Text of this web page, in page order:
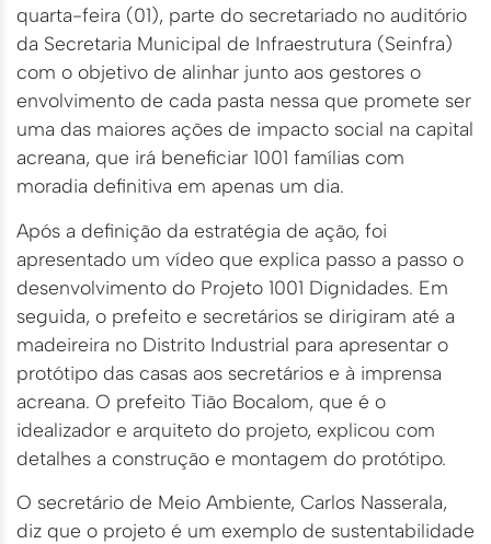
quarta-feira (01), parte do secretariado no auditório
da Secretaria Municipal de Infraestrutura (Seinfra)
com o objetivo de alinhar junto aos gestores o
envolvimento de cada pasta nessa que promete ser
uma das maiores ações de impacto social na capital
acreana, que irá beneficiar 1001 famílias com
moradia definitiva em apenas um dia.
Após a definição da estratégia de ação, foi
apresentado um vídeo que explica passo a passo o
desenvolvimento do Projeto 1001 Dignidades. Em
seguida, o prefeito e secretários se dirigiram até a
madeireira no Distrito Industrial para apresentar o
protótipo das casas aos secretários e à imprensa
acreana. O prefeito Tião Bocalom, que é o
idealizador e arquiteto do projeto, explicou com
detalhes a construção e montagem do protótipo.
O secretário de Meio Ambiente, Carlos Nasserala,
diz que o projeto é um exemplo de sustentabilidade